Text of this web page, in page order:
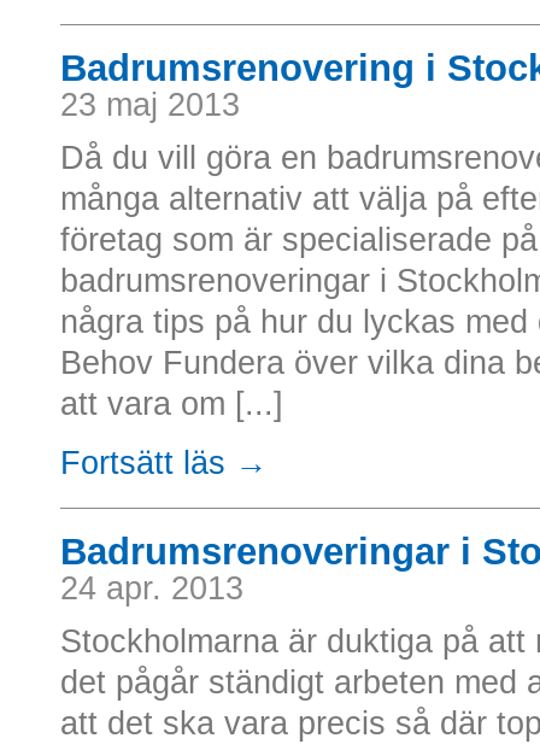
Badrumsrenovering i
23 maj 2013
Då du vill göra en
många alternativ att välja på
företag som är specialiserade
badrumsrenoveringar i
några tips på hur du lyckas
Behov Fundera över vilka dina
att vara om [...]
Fortsätt läs →
Badrumsrenoveringar i
24 apr. 2013
Stockholmarna är duktiga på
det pågår ständigt arbeten med
att det ska vara precis så där